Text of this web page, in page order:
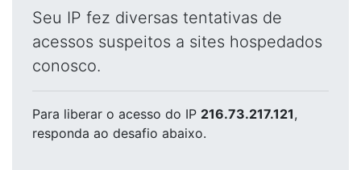
Seu IP fez diversas tentativas de
acessos suspeitos a sites hospedados
conosco.
Para liberar o acesso do IP 216.73.217.121,
responda ao desafio abaixo.